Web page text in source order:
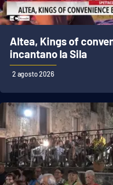
Altea, Kings of
incantano la Sila
2 agosto 2026